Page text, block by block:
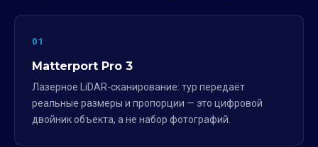
01
Matterport Pro 3
Лазерное LiDAR-сканирование: тур передаёт
реальные размеры и пропорции — это цифровой
двойник объекта, а не набор фотографий.